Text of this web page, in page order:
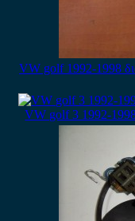
VW golf 1992-1998
VW golf 3 1992-1998